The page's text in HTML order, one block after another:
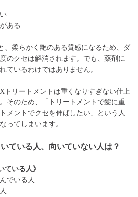
ある
、柔らかく艶のある質感になるため、ダ
のクセは解消されます。でも、薬剤に
ているわけではありません。
トリートメントは重くなりすぎない仕上
そのため、「トリートメントで髪に重
メントでクセを伸ばしたい」という人
ってしまいます。
ている人、向いていない人は？
ている人》
でいる人